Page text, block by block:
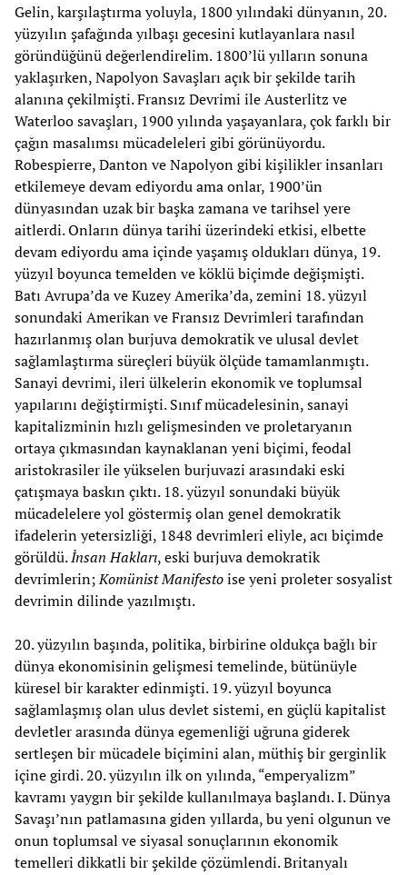
Gelin, karşılaştırma yoluyla, 1800 yılındaki dünyanın, 20.
yüzyılın şafağında yılbaşı gecesini kutlayanlara nasıl
göründüğünü değerlendirelim. 1800’lü yılların sonuna
yaklaşırken, Napolyon Savaşları açık bir şekilde tarih
alanına çekilmişti. Fransız Devrimi ile Austerlitz ve
Waterloo savaşları, 1900 yılında yaşayanlara, çok farklı bir
çağın masalımsı mücadeleleri gibi görünüyordu.
Robespierre, Danton ve Napolyon gibi kişilikler insanları
etkilemeye devam ediyordu ama onlar, 1900’ün
dünyasından uzak bir başka zamana ve tarihsel yere
aitlerdi. Onların dünya tarihi üzerindeki etkisi, elbette
devam ediyordu ama içinde yaşamış oldukları dünya, 19.
yüzyıl boyunca temelden ve köklü biçimde değişmişti.
Batı Avrupa’da ve Kuzey Amerika’da, zemini 18. yüzyıl
sonundaki Amerikan ve Fransız Devrimleri tarafından
hazırlanmış olan burjuva demokratik ve ulusal devlet
sağlamlaştırma süreçleri büyük ölçüde tamamlanmıştı.
Sanayi devrimi, ileri ülkelerin ekonomik ve toplumsal
yapılarını değiştirmişti. Sınıf mücadelesinin, sanayi
kapitalizminin hızlı gelişmesinden ve proletaryanın
ortaya çıkmasından kaynaklanan yeni biçimi, feodal
aristokrasiler ile yükselen burjuvazi arasındaki eski
çatışmaya baskın çıktı. 18. yüzyıl sonundaki büyük
mücadelelere yol göstermiş olan genel demokratik
ifadelerin yetersizliği, 1848 devrimleri eliyle, acı biçimde
görüldü.İnsan Hakları, eski burjuva demokratik
devrimlerin;Komünist Manifestoise yeni proleter sosyalist
devrimin dilinde yazılmıştı.
20. yüzyılın başında, politika, birbirine oldukça bağlı bir
dünya ekonomisinin gelişmesi temelinde, bütünüyle
küresel bir karakter edinmişti. 19. yüzyıl boyunca
sağlamlaşmış olan ulus devlet sistemi, en güçlü kapitalist
devletler arasında dünya egemenliği uğruna giderek
sertleşen bir mücadele biçimini alan, müthiş bir gerginlik
içine girdi. 20. yüzyılın ilk on yılında, “emperyalizm”
kavramı yaygın bir şekilde kullanılmaya başlandı. I. Dünya
Savaşı’nın patlamasına giden yıllarda, bu yeni olgunun ve
onun toplumsal ve siyasal sonuçlarının ekonomik
temelleri dikkatli bir şekilde çözümlendi. Britanyalı